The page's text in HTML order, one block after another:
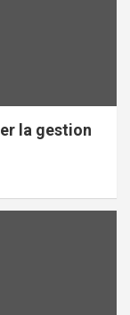
la gestion